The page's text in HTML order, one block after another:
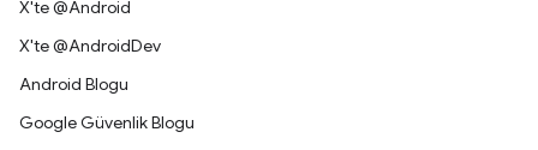
X'te @Android
X'te @AndroidDev
Android Blogu
Google Güvenlik Blogu